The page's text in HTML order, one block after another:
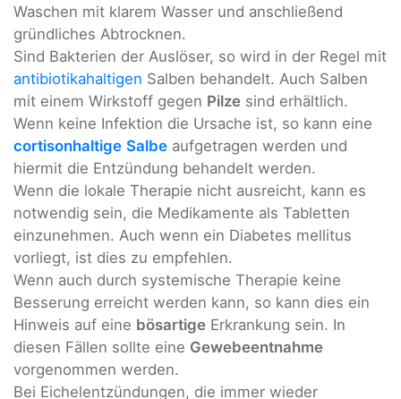
Waschen mit klarem Wasser und anschließend
gründliches Abtrocknen.
Sind Bakterien der Auslöser, so wird in der Regel mit
antibiotikahaltigen Salben behandelt. Auch Salben
mit einem Wirkstoff gegen Pilze sind erhältlich.
Wenn keine Infektion die Ursache ist, so kann eine
cortisonhaltige Salbe aufgetragen werden und
hiermit die Entzündung behandelt werden.
Wenn die lokale Therapie nicht ausreicht, kann es
notwendig sein, die Medikamente als Tabletten
einzunehmen. Auch wenn ein Diabetes mellitus
vorliegt, ist dies zu empfehlen.
Wenn auch durch systemische Therapie keine
Besserung erreicht werden kann, so kann dies ein
Hinweis auf eine bösartige Erkrankung sein. In
diesen Fällen sollte eine Gewebeentnahme
vorgenommen werden.
Bei Eichelentzündungen, die immer wieder